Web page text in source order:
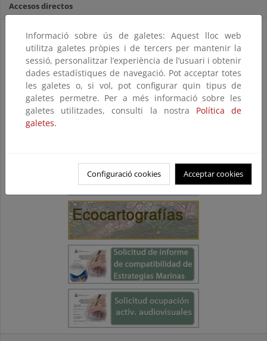
Accesos directos
Informació sobre ús de galetes: Aquest lloc web
utilitza galetes pròpies i de tercers per mantenir la
sessió, personalitzar l’experiència de l’usuari i obtenir
dades estadístiques de navegació. Pot acceptar totes
les galetes o, si vol, pot configurar quin tipus de
galetes permetre. Per a més informació sobre les
galetes utilitzades, consulti la nostra Política de
galetes.
Configuració cookies Acceptar cookies